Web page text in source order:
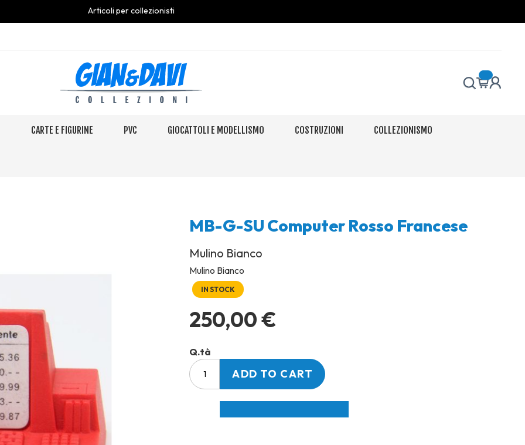
Articoli per collezionisti
CARTE E FIGURINE PVC GIOCATTOLI E MODELLISMO COSTRUZIONI COLLEZIONISMO
MB-G-SU Computer Rosso Francese
Mulino Bianco
Mulino Bianco
IN STOCK
250,00 €
Q.tà
ADD TO CART